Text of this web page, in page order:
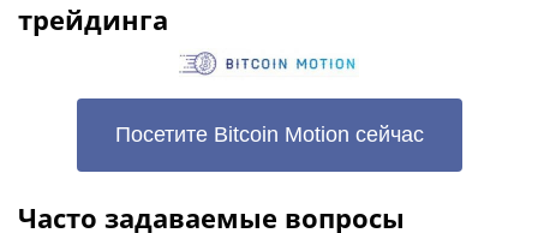
трейдинга
Посетите Bitcoin Motion сейчас
Часто задаваемые вопросы